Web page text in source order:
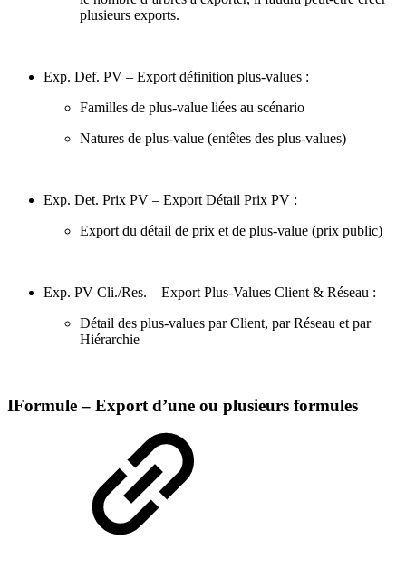
plusieurs exports.
Exp. Def. PV – Export définition plus-values :
Familles de plus-value liées au scénario
Natures de plus-value (entêtes des plus-values)
Exp. Det. Prix PV – Export Détail Prix PV :
Export du détail de prix et de plus-value (prix public)
Exp. PV Cli./Res. – Export Plus-Values Client & Réseau :
Détail des plus-values par Client, par Réseau et par
Hiérarchie
IFormule – Export d’une ou plusieurs formules